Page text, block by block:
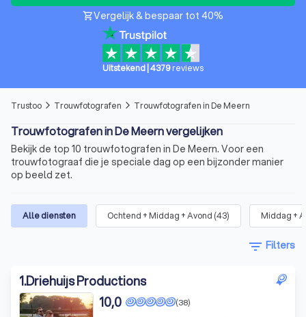
shopping_cartVergelijk & bespaar tot 40%
Uitstekend 4379reviews
Trustoo arrow_forward_ios Trouwfotografen arrow_forward_ios Trouwfotografen in De Meern
Trouwfotografen in De Meern vergelijken
Bekijk de top 10 trouwfotografen in De Meern. Voor een
trouwfotograaf die je speciale dag op een bijzonder manier
op beeld zet.
Alle diensten Ochtend + Middag + Avond (43) Middag +
filter_list Filters
1.Driehuijs Productions
(38)
10,0